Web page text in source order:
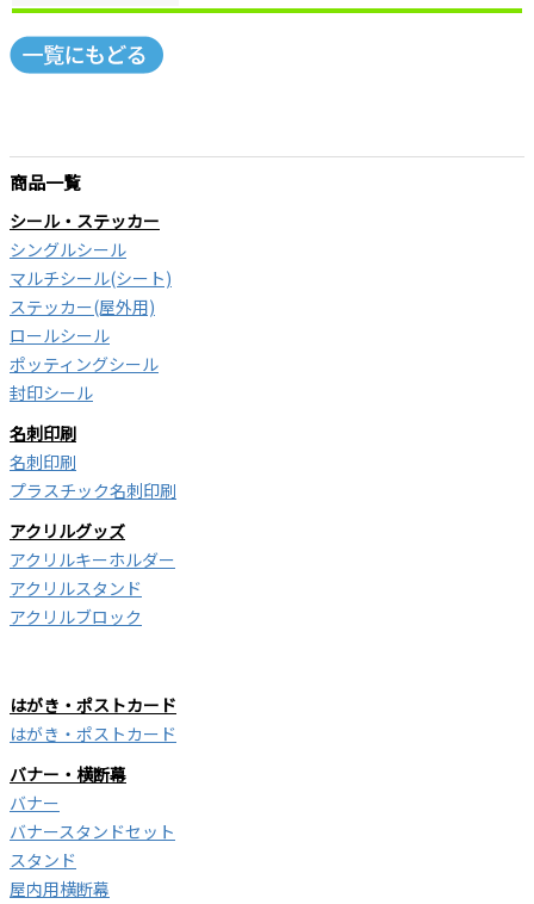
商品一覧
シール・ステッカー
シングルシール
マルチシール(シート)
ステッカー(屋外用)
ロールシール
ポッティングシール
封印シール
名刺印刷
名刺印刷
プラスチック名刺印刷
アクリルグッズ
アクリルキーホルダー
アクリルスタンド
アクリルブロック
はがき・ポストカード
はがき・ポストカード
バナー・横断幕
バナー
バナースタンドセット
スタンド
屋内用横断幕